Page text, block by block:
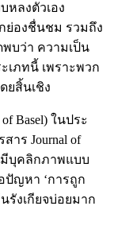
หลงตัวเอง
กย่องชื่นชม รวมถึง
พบว่า ความเป็น
เภทนี้ เพราะพวก
ยสิ้นเชิง
Basel) ในประ
าร Journal of
ที่มีบุคลิกภาพแบบ
ปัญหา ‘การถูก
รังเกียจบ่อยมาก